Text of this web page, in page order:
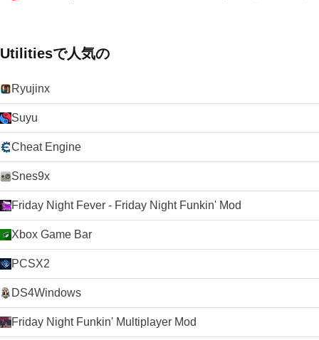
Utilitiesで人気の
Ryujinx
Suyu
Cheat Engine
Snes9x
Friday Night Fever - Friday Night Funkin' Mod
Xbox Game Bar
PCSX2
DS4Windows
Friday Night Funkin' Multiplayer Mod